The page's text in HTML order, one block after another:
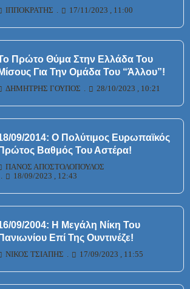
ΙΠΠΟΚΡΆΤΗΣ 17/11/2023 , 11:00
Πρώτο Θύμα Στην Ελλάδα Του
Μίσους Για Την Ομάδα Του “άλλου”!
ΔΗΜΉΤΡΗΣ ΓΟΎΠΟΣ 28/10/2023 , 10:21
09/2014: Ο Πολύτιμος Ευρωπαϊκός
Πρώτος Βαθμός Του Αστέρα!
ΠΆΝΟΣ ΑΠΟΣΤΟΛΌΠΟΥΛΟΣ
18/09/2023 , 12:43
09/2004: Η Μεγάλη Νίκη Του
Πανιωνίου Επί Της Ουντινέζε!
ΝΊΚΟΣ ΤΣΙΆΠΗΣ 17/09/2023 , 11:55